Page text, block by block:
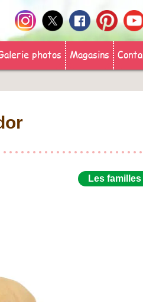
photos Magasins
Les familles